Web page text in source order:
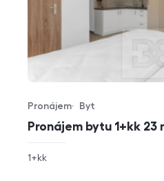
Pronájem bytu 1+kk 23
Typ nabídky
Pronájem
Typ nemovitosti
Byt
rozměry
1+kk